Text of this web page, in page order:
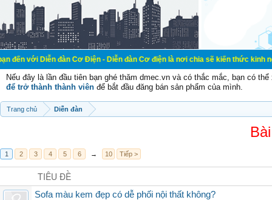
Diễn đàn Cơ Điện - Diễn đàn Cơ điện là nơi chia sẽ kiến thức kinh
Nếu đây là lần đầu tiên bạn ghé thăm dmec.vn và có thắc mắc, bạn có
để trở thành thành viên để bắt đầu đăng bán sản phẩm của mình.
Trang chủ Diễn đàn
1 2 3 4 5 6 → 10 Tiếp >
TIÊU ĐỀ
Sofa màu kem đẹp có dễ phối nội thất không?